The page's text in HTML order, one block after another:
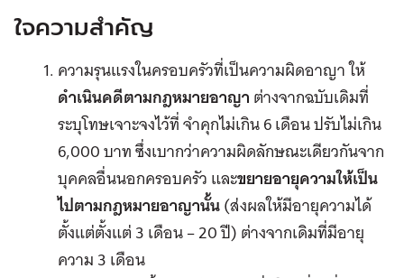
ใจความสำคัญ
ความรุนแรงในครอบครัวที่เป็นความผิดอาญา ให้
ดำเนินคดีตามกฎหมายอาญาต่างจากฉบับเดิมที่
ระบุโทษเจาะจงไว้ที่ จำคุกไม่เกิน 6 เดือน ปรับไม่เกิน
6,000 บาท ซึ่งเบากว่าความผิดลักษณะเดียวกันจาก
บุคคลอื่นนอกครอบครัว และขยายอายุความให้เป็น
ไปตามกฎหมายอาญานั้น(ส่งผลให้มีอายุความได้
ตั้งแต่ตั้งแต่ 3 เดือน – 20 ปี) ต่างจากเดิมที่มีอายุ
ความ 3 เดือน